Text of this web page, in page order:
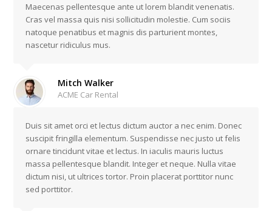
Maecenas pellentesque ante ut lorem blandit venenatis.
Cras vel massa quis nisi sollicitudin molestie. Cum sociis
natoque penatibus et magnis dis parturient montes,
nascetur ridiculus mus.
Mitch Walker
ACME Car Rental
Duis sit amet orci et lectus dictum auctor a nec enim. Donec
suscipit fringilla elementum. Suspendisse nec justo ut felis
ornare tincidunt vitae et lectus. In iaculis mauris luctus
massa pellentesque blandit. Integer et neque. Nulla vitae
dictum nisi, ut ultrices tortor. Proin placerat porttitor nunc
sed porttitor.